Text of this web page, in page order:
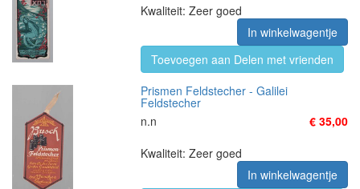
Kwaliteit: Zeer goed
In winkelwagentje
Toevoegen aan Delen met vrienden
Prismen Feldstecher - Galilei
Feldstecher
n.n
€ 35,00
Kwaliteit: Zeer goed
In winkelwagentje